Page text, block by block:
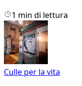
1 min di lettura
Culle per la vita